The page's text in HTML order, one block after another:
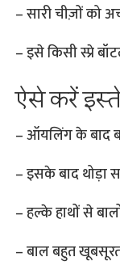
– सारी चीज़ों को
– इसे किसी स्प्रे
ऐसे करें
– ऑयलिंग के बाद
– इसके बाद थोड़ा
– हल्के हाथों से
– बाल बहुत